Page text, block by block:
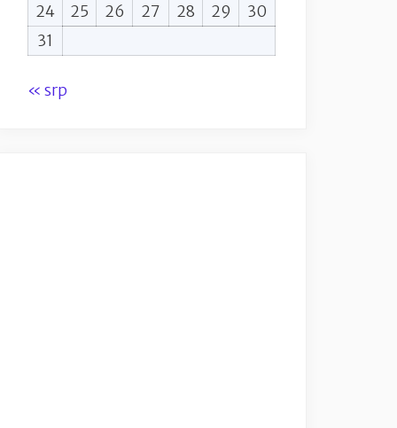
24
25 26 27 28 29
30
31
« srp